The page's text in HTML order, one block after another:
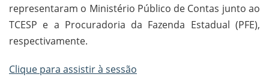
representaram o Ministério Público de Contas junto ao
TCESP e a Procuradoria da Fazenda Estadual (PFE),
respectivamente.
Clique para assistir à sessão